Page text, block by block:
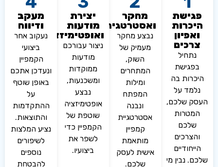
בה
על
שלכם,
נבין מי
מחקר
ואסטרטגיה
נבצע מחקר
מעמיק של
המתחרים
המפתח
אסטרטגיית
מותאמת
אישית לעסק
שלכם.
יצירת
מודעות
ואופטימיזציה
ניצור עבורכם
מודעות
ממוקדות
ומשכנעות,
אופטימיזציה
שוטפת של
הקמפיין כדי
לשפר את
מעקב
ודיווח
נעקוב אחר
הקמפיין
ונעדכן אתכם
באופן שוטף
ההתקדמות
והתוצאות.
נציע המלצות
לשיפורים
להבטחת